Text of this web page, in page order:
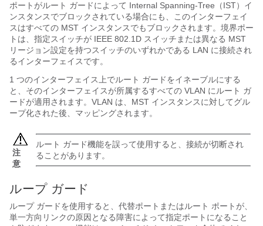
ポートがルート ガードによって Internal Spanning-Tree（IST）イ
ンスタンスでブロックされている場合にも、このインターフェイ
スはすべての MST インスタンスでもブロックされます。境界ポー
トは、指定スイッチが IEEE 802.1D スイッチまたは異なる MST
リージョン設定を持つスイッチのいずれかである LAN に接続され
るインターフェイスです。
1 つのインターフェイス上でルート ガードをイネーブルにする
と、そのインターフェイスが所属するすべての VLAN にルート ガ
ードが適用されます。VLAN は、MST インスタンスに対してグル
ープ化された後、マッピングされます。
注
意
ルート ガード機能を誤って使用すると、接続が切断され
ることがあります。
ループ ガード
ループ ガードを使用すると、代替ポートまたはルート ポートが、
単一方向リンクの原因となる障害によって指定ポートになること